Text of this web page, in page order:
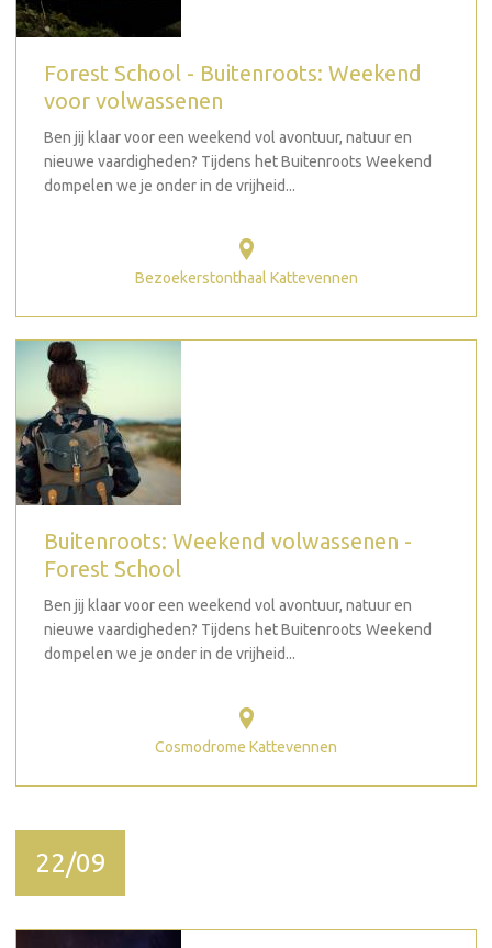
Forest School - Buitenroots: Weekend
voor volwassenen
Ben jij klaar voor een weekend vol avontuur, natuur en
nieuwe vaardigheden? Tijdens het Buitenroots Weekend
dompelen we je onder in de vrijheid...
Bezoekerstonthaal Kattevennen
Buitenroots: Weekend volwassenen -
Forest School
Ben jij klaar voor een weekend vol avontuur, natuur en
nieuwe vaardigheden? Tijdens het Buitenroots Weekend
dompelen we je onder in de vrijheid...
Cosmodrome Kattevennen
22/09